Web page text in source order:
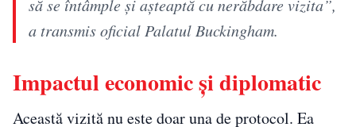
să se întâmple și așteaptă cu nerăbdare vizita”,
a transmis oficial Palatul Buckingham.
Impactul economic și diplomatic
Această vizită nu este doar una de protocol. Ea